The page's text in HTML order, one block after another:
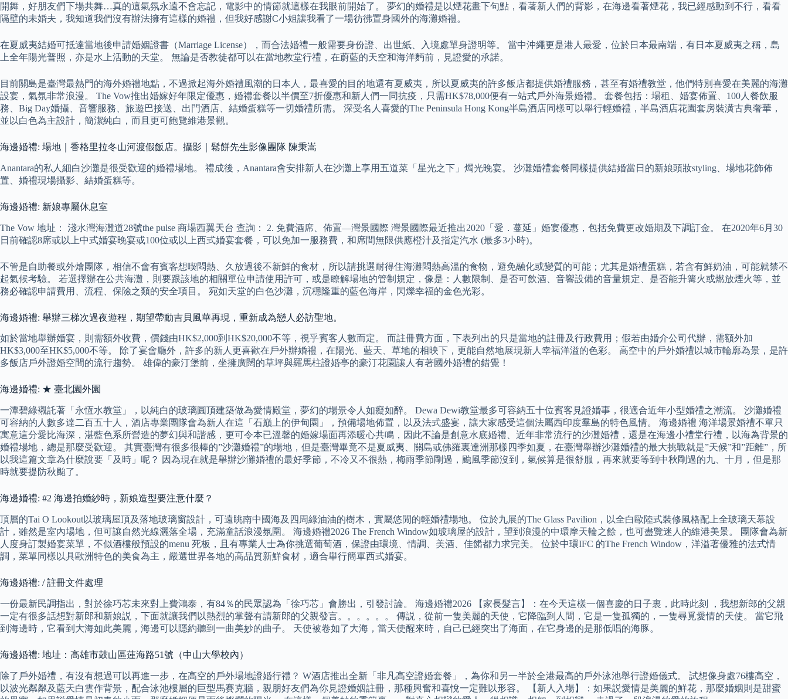
開舞，好朋友們下場共舞…真的這氣氛永遠不會忘記，電影中的情節就這樣在我眼前開始了。 夢幻的婚禮是以煙花畫下句點，看著新人們的背影，在海邊看著煙花，我已經感動到不行，看看
隔壁的未婚夫，我知道我們沒有辦法擁有這樣的婚禮，但我好感謝C小姐讓我看了一場彷彿置身國外的海灘婚禮。
在夏威夷結婚可抵達當地後申請婚姻證書（Marriage License），而合法婚禮一般需要身份證、出世紙、入境處單身證明等。 當中沖繩更是港人最愛，位於日本最南端，有日本夏威夷之稱，島
上全年陽光普照，亦是水上活動的天堂。 無論是否教徒都可以在當地教堂行禮，在蔚藍的天空和海洋麪前，見證愛的承諾。
目前關島是臺灣最熱門的海外婚禮地點，不過掀起海外婚禮風潮的日本人，最喜愛的目的地還有夏威夷，所以夏威夷的許多飯店都提供婚禮服務，甚至有婚禮教堂，他們特別喜愛在美麗的海灘
設宴，氣氛非常浪漫。 The Vow推出婚嫁好年限定優惠，婚禮套餐以半價至7折優惠和新人們一同抗疫，只需HK$78,000便有一站式戶外海景婚禮。 套餐包括：場租、婚宴佈置、100人餐飲服
務、Big Day婚攝、音響服務、旅遊巴接送、出門酒店、結婚蛋糕等一切婚禮所需。 深受名人喜愛的The Peninsula Hong Kong半島酒店同樣可以舉行輕婚禮，半島酒店花園套房裝潢古典奢華，
並以白色為主設計，簡潔純白，而且更可飽覽維港景觀。
海邊婚禮: 場地｜香格里拉冬山河渡假飯店。攝影｜鬆餅先生影像團隊 陳秉嵩
Anantara的私人細白沙灘是很受歡迎的婚禮場地。 禮成後，Anantara會安排新人在沙灘上享用五道菜「星光之下」燭光晚宴。 沙灘婚禮套餐同樣提供結婚當日的新娘頭妝styling、場地花飾佈
置、婚禮現場攝影、結婚蛋糕等。
海邊婚禮: 新娘專屬休息室
The Vow 地址： 淺水灣海灘道28號the pulse 商場西翼天台 查詢： 2. 免費酒席、佈置—灣景國際 灣景國際最近推出2020「愛．蔓延」婚宴優惠，包括免費更改婚期及下調訂金。 在2020年6月30
日前確認8席或以上中式婚宴晚宴或100位或以上西式婚宴套餐，可以免加一服務費，和席間無限供應橙汁及指定汽水 (最多3小時)。
不管是自助餐或外燴團隊，相信不會有賓客想喫悶熱、久放過後不新鮮的食材，所以請挑選耐得住海灘悶熱高溫的食物，避免融化或變質的可能；尤其是婚禮蛋糕，若含有鮮奶油，可能就禁不
起氣候考驗。 若選擇辦在公共海灘，則要跟該地的相關單位申請使用許可，或是瞭解場地的管制規定，像是：人數限制、是否可飲酒、音響設備的音量規定、是否能升篝火或燃放煙火等，並
務必確認申請費用、流程、保險之類的安全項目。 宛如天堂的白色沙灘，沉穩隆重的藍色海岸，閃爍幸福的金色光彩。
海邊婚禮: 舉辦三梯次過夜遊程，期望帶動吉貝風華再現，重新成為戀人必訪聖地。
如於當地舉辦婚宴，則需額外收費，價錢由HK$2,000到HK$20,000不等，視乎賓客人數而定。 而註冊費方面，下表列出的只是當地的註冊及行政費用；假若由婚介公司代辦，需額外加
HK$3,000至HK$5,000不等。 除了宴會廳外，許多的新人更喜歡在戶外辦婚禮，在陽光、藍天、草地的相映下，更能自然地展現新人幸福洋溢的色彩。 高空中的戶外婚禮以城市輪廓為景，是許
多飯店戶外證婚空間的流行趨勢。 雄偉的豪汀堡前，坐擁廣闊的草坪與羅馬柱證婚亭的豪汀花園讓人有著國外婚禮的錯覺！
海邊婚禮: ★ 臺北園外園
一潭碧綠襯託著「永恆水教堂」，以純白的玻璃圓頂建築做為愛情殿堂，夢幻的場景令人如癡如醉。 Dewa Dewi教堂最多可容納五十位賓客見證婚事，很適合近年小型婚禮之潮流。 沙灘婚禮
可容納的人數多達二百五十人，酒店專業團隊會為新人在這「石巔上的伊甸園」，預備場地佈置，以及法式盛宴，讓大家感受這個法屬西印度羣島的特色風情。 海邊婚禮 海洋場景婚禮不單只
寓意這分愛比海深，湛藍色系所營造的夢幻與和諧感，更可令本已溫馨的婚嫁場面再添暖心共鳴，因此不論是創意水底婚禮、近年非常流行的沙灘婚禮，還是在海邊小禮堂行禮，以海為背景的
婚禮場地，總是那麼受歡迎。 其實臺灣有很多很棒的”沙灘婚禮”的場地，但是臺灣畢竟不是夏威夷、關島或佛羅裏達洲那樣四季如夏，在臺灣舉辦沙灘婚禮的最大挑戰就是”天候”和”距離”，所
以我這篇文章為什麼說要「及時」呢？ 因為現在就是舉辦沙灘婚禮的最好季節，不冷又不很熱，梅雨季節剛過，颱風季節沒到，氣候算是很舒服，再來就要等到中秋剛過的九、十月，但是那
時就要提防秋颱了。
海邊婚禮: #2 海邊拍婚紗時，新娘造型要注意什麼？
頂層的Tai O Lookout以玻璃屋頂及落地玻璃窗設計，可遠眺南中國海及四周綠油油的樹木，實屬悠閒的輕婚禮場地。 位於九展的The Glass Pavilion，以全白歐陸式裝修風格配上全玻璃天幕設
計，雖然是室內場地，但可讓自然光線灑落全場，充滿童話浪漫氛圍。 海邊婚禮2026 The French Window如玻璃屋的設計，望到浪漫的中環摩天輪之餘，也可盡覽迷人的維港美景。 團隊會為新
人度身訂製婚宴菜單，不似酒樓般預設的menu 死板，且有專業人士為你挑選葡萄酒，保證由環境、情調、美酒、佳餚都力求完美。 位於中環IFC 的The French Window，洋溢著優雅的法式情
調，菜單同樣以具歐洲特色的美食為主，嚴選世界各地的高品質新鮮食材，適合舉行簡單西式婚宴。
海邊婚禮: / 註冊文件處理
一份最新民調指出，對於徐巧芯未來對上費鴻泰，有84％的民眾認為「徐巧芯」會勝出，引發討論。 海邊婚禮2026 【家長髮言】：在今天這樣一個喜慶的日子裏，此時此刻 ，我想新郎的父親
一定有很多話想對新郎和新娘説，下面就讓我們以熱烈的掌聲有請新郎的父親發言。。。。。。 傳説，從前一隻美麗的天使，它降臨到人間，它是一隻孤獨的，一隻尋覓愛情的天使。 當它飛
到海邊時，它看到大海如此美麗，海邊可以隱約聽到一曲美妙的曲子。 天使被卷如了大海，當天使醒來時，自己已經突出了海面，在它身邊的是那低唱的海豚。
海邊婚禮: 地址：高雄市鼓山區蓮海路51號（中山大學校內）
除了戶外婚禮，有沒有想過可以再進一步，在高空的戶外場地證婚行禮？ W酒店推出全新「非凡高空證婚套餐」，為你和另一半於全港最高的戶外泳池舉行證婚儀式。 試想像身處76樓高空，
以波光粼粼及藍天白雲作背景，配合泳池樓層的巨型馬賽克牆，親朋好友們為你見證婚姻註冊，那種興奮和喜悅一定難以形容。 【新人入場】：如果説愛情是美麗的鮮花，那麼婚姻則是甜蜜